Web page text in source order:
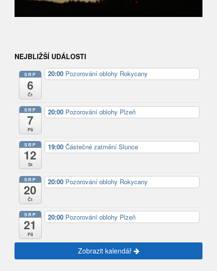
NEJBLIŽŠÍ UDÁLOSTI
SRP
6
Čt
20:00 Pozorování oblohy Rokycany
SRP
7
Pá
20:00 Pozorování oblohy Plzeň
SRP
12
St
19:00 Částečné zatmění Slunce
SRP
20
Čt
20:00 Pozorování oblohy Rokycany
SRP
21
Pá
20:00 Pozorování oblohy Plzeň
Zobrazit kalendář